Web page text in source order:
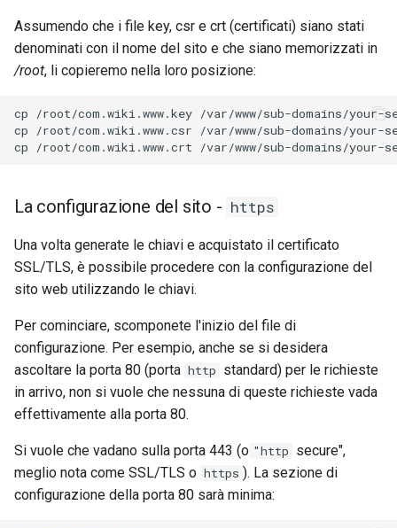
Assumendo che i file key, csr e crt (certificati) siano stati
denominati con il nome del sito e che siano memorizzati in
/root, li copieremo nella loro posizione:
cp /root/com.wiki.www.key /var/www/sub-domains/
cp
/root/com.wiki.www.csr
/var/www/sub-domains/
cp
/root/com.wiki.www.crt
La configurazione del sito - https
Una volta generate le chiavi e acquistato il certificato
SSL/TLS, è possibile procedere con la configurazione del
sito web utilizzando le chiavi.
Per cominciare, scomponete l'inizio del file di
configurazione. Per esempio, anche se si desidera
ascoltare la porta 80 (porta http standard) per le richieste
in arrivo, non si vuole che nessuna di queste richieste vada
effettivamente alla porta 80.
Si vuole che vadano sulla porta 443 (o "http secure",
meglio nota come SSL/TLS o https ). La sezione di
configurazione della porta 80 sarà minima: